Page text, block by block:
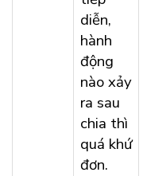
diễn,
hành
động
nào xảy
ra sau
chia thì
quá khứ
đơn.